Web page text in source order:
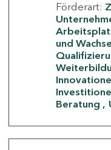
Förderart:
und
Beratung